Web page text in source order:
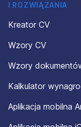
I ROZWIĄZANIA
Kreator CV
Wzory CV
Wzory
Kalkulator
Aplikacja mobilna